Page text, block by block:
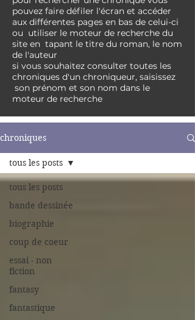
pouvez faire défiler l'écran et accéder
aux différentes pages en bas de celui-ci
ou utiliser le moteur de recherche du
site en tapant le titre du roman, le nom
de l'auteur
si vous souhaitez consulter toutes les
chroniques d'un chroniqueur, saisissez
son prénom et son nom dans le
moteur de recherche
chroniques
tous les posts
bande dessinée
biographie
coup de coeur
essai - non
fiction
fantasy
fantastique
tous les posts